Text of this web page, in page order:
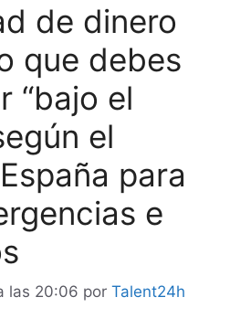
de dinero
que debes
“bajo el
el
para
e
las 20:06 por Talent24h